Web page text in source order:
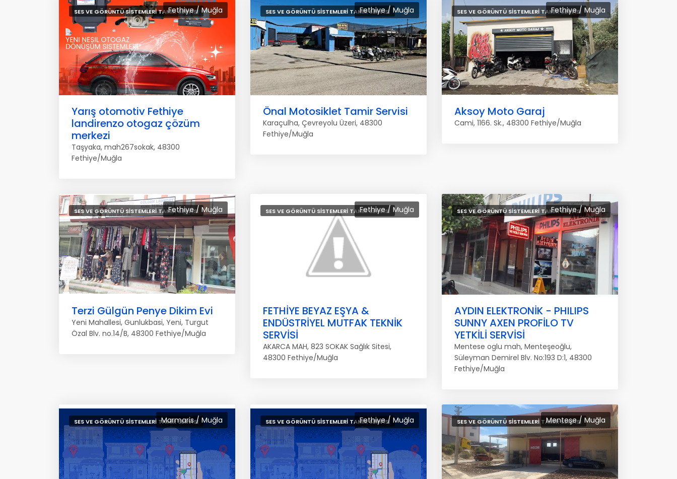
Fethiye / Muğla
SES VE GÖRÜNTÜ SISTEMLERI TAMIR SERVISI
Yarış otomotiv Fethiye
landirenzo otogaz çözüm
merkezi
Taşyaka, mah267sokak, 48300
Fethiye/Muğla
Fethiye / Muğla
SES VE GÖRÜNTÜ SISTEMLERI TAMIR SERVISI
Önal Motosiklet Tamir Servisi
Karaçulha, Çevreyolu Üzeri, 48300
Fethiye/Muğla
Fethiye / Muğla
SES VE GÖRÜNTÜ SISTEMLERI TAMIR SERVISI
Aksoy Moto Garaj
Cami, 1166. Sk., 48300 Fethiye/Muğla
Fethiye / Muğla
SES VE GÖRÜNTÜ SISTEMLERI TAMIR SERVISI
Terzi Gülgün Penye Dikim Evi
Yeni Mahallesi, Gunlukbasi, Yeni, Turgut
Özal Blv. no.14/B, 48300 Fethiye/Muğla
Fethiye / Muğla
SES VE GÖRÜNTÜ SISTEMLERI TAMIR SERVISI
FETHİYE BEYAZ EŞYA &
ENDÜSTRİYEL MUTFAK TEKNİK
SERVİSİ
AKARCA MAH, 823 SOKAK Sağlık Sitesi,
48300 Fethiye/Muğla
Fethiye / Muğla
SES VE GÖRÜNTÜ SISTEMLERI TAMIR SERVISI
AYDIN ELEKTRONİK - PHILIPS
SUNNY AXEN PROFİLO TV
YETKİLİ SERVİSİ
Mentese oglu mah, Menteşeoğlu,
Süleyman Demirel Blv. No:193 D:1, 48300
Fethiye/Muğla
Marmaris / Muğla
SES VE GÖRÜNTÜ SISTEMLERI TAMIR SERVISI Fethiye / Muğla
SES VE GÖRÜNTÜ SISTEMLERI TAMIR SERVISI Menteşe / Muğla
SES VE GÖRÜNTÜ SISTEMLERI TAMIR SERVISI